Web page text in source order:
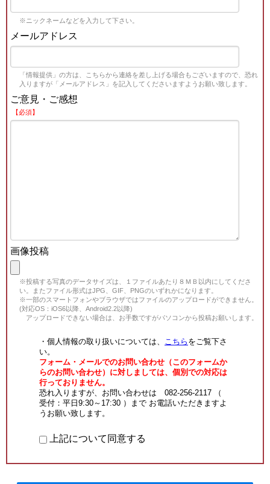
※ニックネームなどを入力して下さい。
メールアドレス
「情報提供」の方は、こちらから連絡を差し上げる場合もございますので、恐れ
入りますが「メールアドレス」を記入してくださいますようお願い致します。
ご意見・ご感想
【必須】
画像投稿
※投稿する写真のデータサイズは、１ファイルあたり８ＭＢ以内にしてくださ
い。またファイル形式はJPG、GIF、PNGのいずれかになります。
※一部のスマートフォンやブラウザではファイルのアップロードができません。
(対応OS：iOS6以降、Android2.2以降)
アップロードできない場合は、お手数ですがパソコンから投稿お願いします。
・個人情報の取り扱いについては、 こちら をご覧下さ
い。
フォーム・メールでのお問い合わせ（このフォームか
らのお問い合わせ）に対しましては、個別での対応は
行っておりません。
恐れ入りますが、お問い合わせは 082-256-2117 （
受付：平日9:30～17:30 ）まで お電話いただきますよ
うお願い致します。
上記について同意する